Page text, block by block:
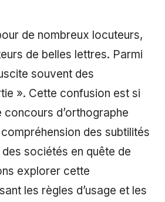
de nombreux locuteurs,
de belles lettres. Parmi
souvent des
». Cette confusion est si
concours d’orthographe
des subtilités
sociétés en quête de
explorer cette
les règles d’usage et les